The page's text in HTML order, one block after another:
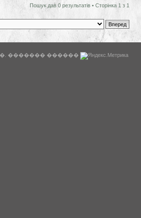
Пошук дав 0 результатів • Сторінка 1 з 1